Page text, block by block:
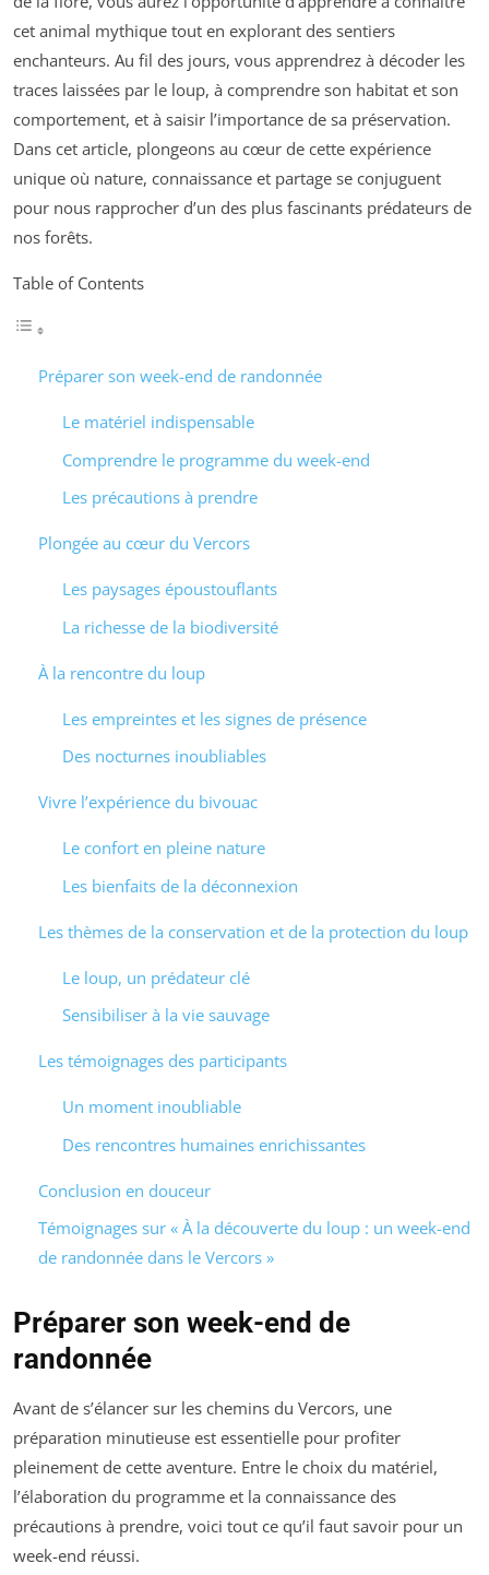
cet animal mythique tout en explorant des sentiers
enchanteurs. Au fil des jours, vous apprendrez à décoder les
traces laissées par le loup, à comprendre son habitat et son
comportement, et à saisir l’importance de sa préservation.
Dans cet article, plongeons au cœur de cette expérience
unique où nature, connaissance et partage se conjuguent
pour nous rapprocher d’un des plus fascinants prédateurs de
nos forêts.
Table of Contents
Préparer son week-end de randonnée
Le matériel indispensable
Comprendre le programme du week-end
Les précautions à prendre
Plongée au cœur du Vercors
Les paysages époustouflants
La richesse de la biodiversité
À la rencontre du loup
Les empreintes et les signes de présence
Des nocturnes inoubliables
Vivre l’expérience du bivouac
Le confort en pleine nature
Les bienfaits de la déconnexion
Les thèmes de la conservation et de la protection du loup
Le loup, un prédateur clé
Sensibiliser à la vie sauvage
Les témoignages des participants
Un moment inoubliable
Des rencontres humaines enrichissantes
Conclusion en douceur
Témoignages sur « À la découverte du loup : un week-end
de randonnée dans le Vercors »
Préparer son week-end de
randonnée
Avant de s’élancer sur les chemins du Vercors, une
préparation minutieuse est essentielle pour profiter
pleinement de cette aventure. Entre le choix du matériel,
l’élaboration du programme et la connaissance des
précautions à prendre, voici tout ce qu’il faut savoir pour un
week-end réussi.